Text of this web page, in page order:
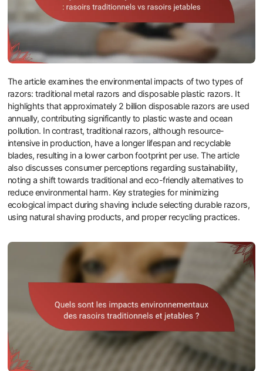
The article examines the environmental impacts of two types of
razors: traditional metal razors and disposable plastic razors. It
highlights that approximately 2 billion disposable razors are used
annually, contributing significantly to plastic waste and ocean
pollution. In contrast, traditional razors, although resource-
intensive in production, have a longer lifespan and recyclable
blades, resulting in a lower carbon footprint per use. The article
also discusses consumer perceptions regarding sustainability,
noting a shift towards traditional and eco-friendly alternatives to
reduce environmental harm. Key strategies for minimizing
ecological impact during shaving include selecting durable razors,
using natural shaving products, and proper recycling practices.